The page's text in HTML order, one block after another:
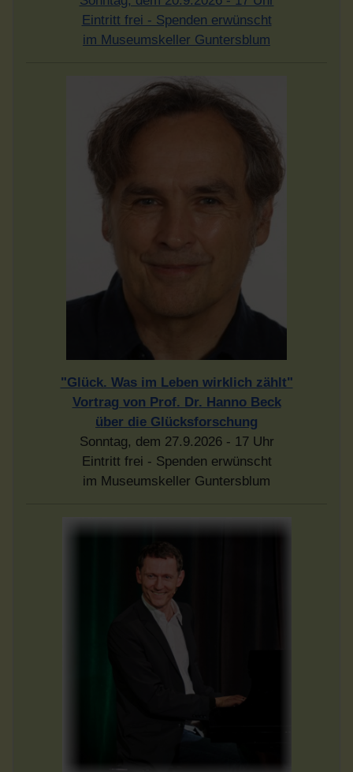
Eintritt frei - Spenden erwünscht
im Museumskeller Guntersblum
"Glück. Was im Leben wirklich zählt"
Vortrag von Prof. Dr. Hanno Beck
über die Glücksforschung
Sonntag, dem 27.9.2026 - 17 Uhr
Eintritt frei - Spenden erwünscht
im Museumskeller Guntersblum